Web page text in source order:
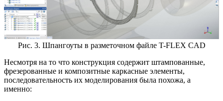
Рис. 3. Шпангоуты в разметочном файле T-FLEX CAD
Несмотря на то что конструкция содержит штампованные,
фрезерованные и композитные каркасные элементы,
последовательность их моделирования была похожа, а
именно: